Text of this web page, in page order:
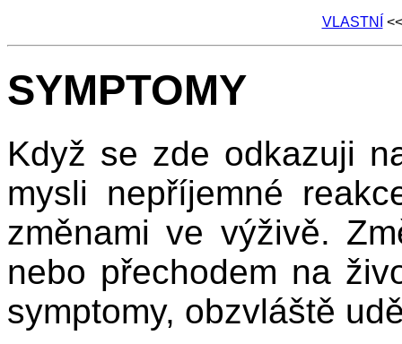
VLASTNÍ
SYMPTOMY
Když se zde odkazuji
mysli nepříjemné
změnami ve výživě.
nebo přechodem na
symptomy, obzvláště